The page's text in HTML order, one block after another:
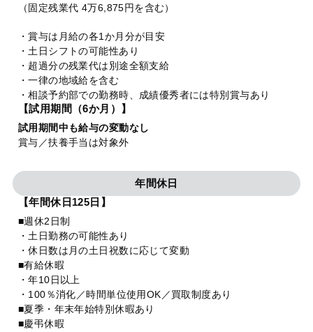
（固定残業代 4万6,875円を含む）
・賞与は月給の各1か月分が目安
・土日シフトの可能性あり
・超過分の残業代は別途全額支給
・一律の地域給を含む
・相談予約部での勤務時、成績優秀者には特別賞与あり
【試用期間（6か月）】
試用期間中も給与の変動なし
賞与／扶養手当は対象外
年間休日
【年間休日125日】
■週休2日制
・土日勤務の可能性あり
・休日数は月の土日祝数に応じて変動
■有給休暇
・年10日以上
・100％消化／時間単位使用OK／買取制度あり
■夏季・年末年始特別休暇あり
■慶弔休暇